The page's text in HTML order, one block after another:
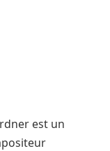
est un